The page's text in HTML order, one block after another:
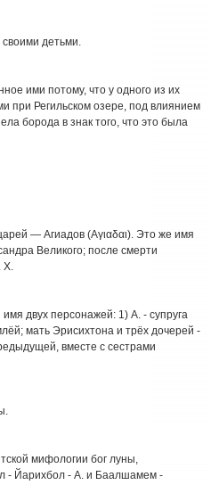
детьми.
ими потому, что у одного из их
при Регильском озере, под влиянием
борода в знак того, что это была
— Агиадов (Αγιαδαι). Это же имя
Великого; после смерти
двух персонажей: 1) А. - супруга
мать Эрисихтона и трёх дочерей -
вместе с сестрами
мифологии бог луны,
- Йарихбол - А. и Баалшамем -